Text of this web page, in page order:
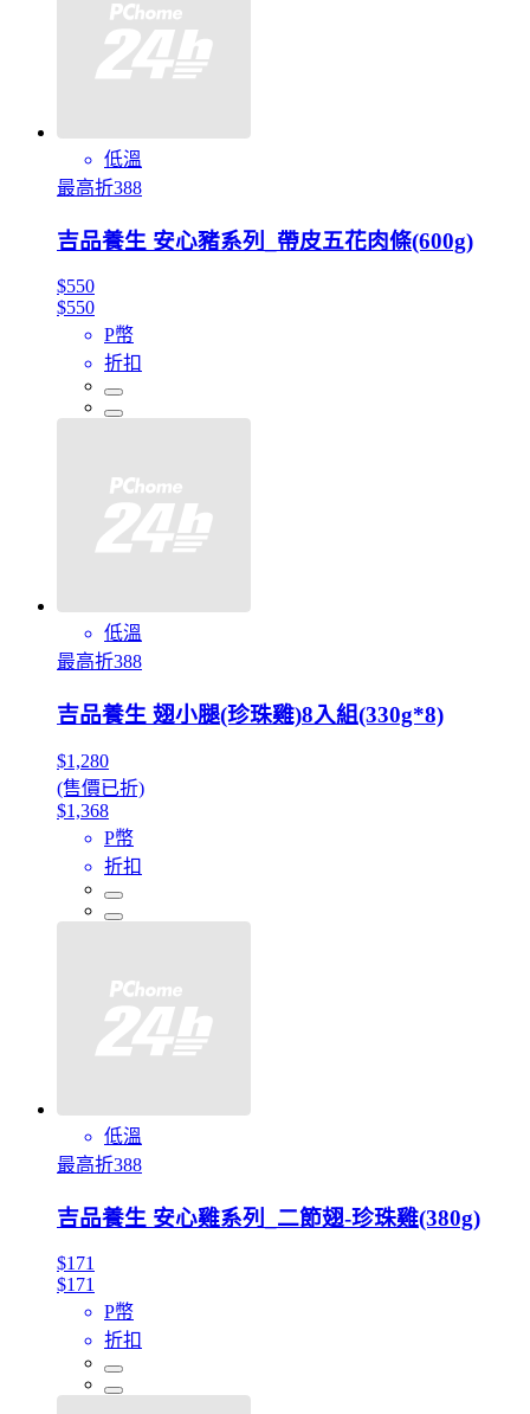
低溫
最高折388
吉品養生 安心豬系列_帶皮五花肉條(600g)
$550
$550
P幣
折扣
低溫
最高折388
吉品養生 翅小腿(珍珠雞)8入組(330g*8)
$1,280
(售價已折)
$1,368
P幣
折扣
低溫
最高折388
吉品養生 安心雞系列_二節翅-珍珠雞(380g)
$171
$171
P幣
折扣